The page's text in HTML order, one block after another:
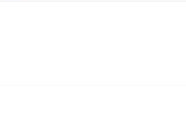
교해 여행 스타일에 맞는 보장